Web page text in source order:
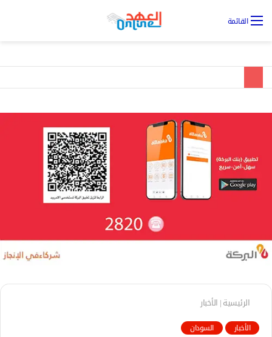
القائمة
الرئيسية| الأخبار
الأخبار السودان